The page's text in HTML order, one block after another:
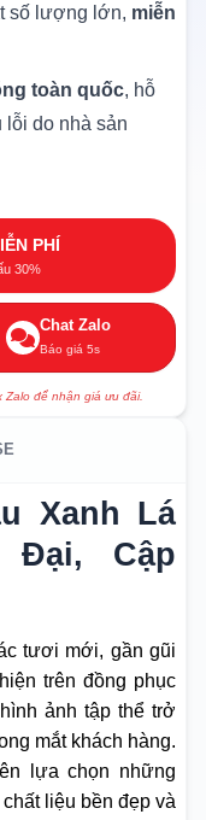
số lượng lớn, miễn
toàn quốc, hỗ
lỗi do nhà sản
PHÍ
30%
Chat Zalo
Báo giá 5s
Zalo để nhận giá ưu đãi.
Xanh Lá
Đại, Cập
tươi mới, gần gũi
trên đồng phục
ảnh tập thể trở
mắt khách hàng.
lựa chọn những
liệu bền đẹp và